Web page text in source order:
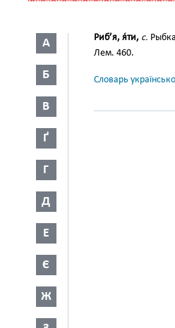
А
Б
В
Ґ
Г
Д
Е
Є
Ж
Риб’я, я́ти, с.
Лем. 460.
Словарь